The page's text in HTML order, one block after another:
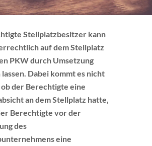
Stellplatzbesitzer kann
auf dem Stellplatz
PKW durch Umsetzung
Dabei kommt es nicht
der Berechtigte eine
an dem Stellplatz hatte,
Berechtigte vor der
des
eine